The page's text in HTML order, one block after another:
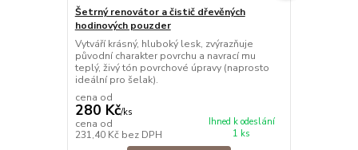
Šetrný renovátor a čistič dřevěných
hodinových pouzder
Vytváří krásný, hluboký lesk, zvýrazňuje
původní charakter povrchu a navrací mu
teplý, živý tón povrchové úpravy (naprosto
ideální pro šelak).
cena od
280 Kč/ks
cena od
231,40 Kč bez DPH
Ihned k odeslání
1 ks